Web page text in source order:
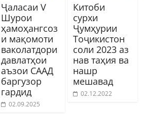
Ҷаласаи V
Шурои
ҳамоҳангсоз
и мақомоти
ваколатдори
давлатҳои
аъзои СААД
баргузор
гардид
02.09.2025
Китоби
сурхи
Ҷумҳурии
Тоҷикистон
соли 2023 аз
нав таҳия ва
нашр
мешавад
02.12.2022